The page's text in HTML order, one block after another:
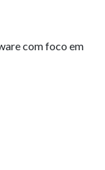
com foco em